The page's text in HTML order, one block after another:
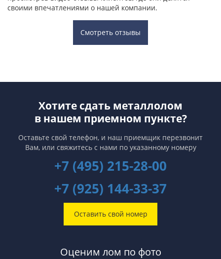
своими впечатлениями о нашей компании.
Смотреть отзывы
Хотите сдать металлолом
в нашем приемном пункте?
Оставьте свой телефон, и наш приемщик перезвонит
Вам, или свяжитесь с нами по указанному номеру
+7 (495) 215-28-00
+7 (925) 144-33-37
Оставить свой номер
Оценим лом по фото